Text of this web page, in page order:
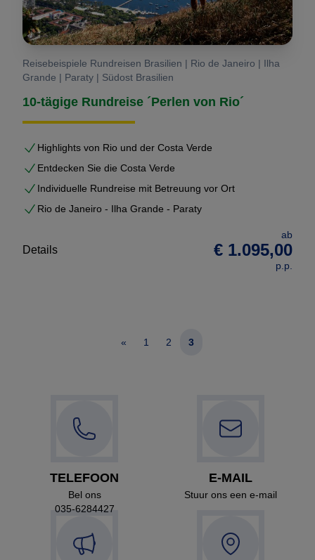
Reisebeispiele Rundreisen Brasilien | Rio de Janeiro | Ilha
Grande | Paraty | Südost Brasilien
10-tägige Rundreise ´Perlen von Rio´
Highlights von Rio und der Costa Verde
Entdecken Sie die Costa Verde
Individuelle Rundreise mit Betreuung vor Ort
Rio de Janeiro - Ilha Grande - Paraty
ab
€ 1.095,00
p.p.
Details
« 1 2 3
TELEFOON
Bel ons
035-6284427
E-MAIL
Stuur ons een e-mail